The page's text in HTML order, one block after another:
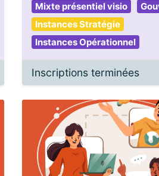
Mixte présentiel visio
Instances Stratégie
Instances Opérationnel
Inscriptions terminées